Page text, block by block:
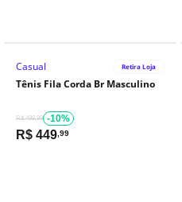
Casual Retira Loja
Tênis Fila Corda Br Masculino
R$ 499,99 -10%
R$ 449 ,99